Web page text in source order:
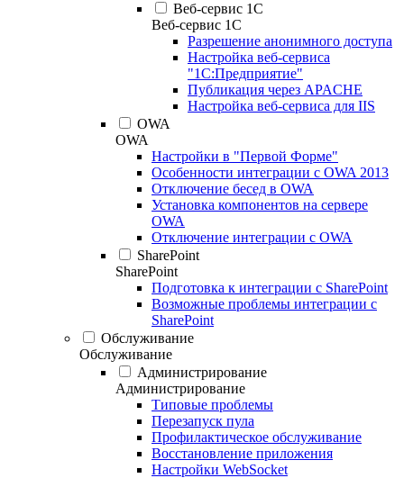
Веб-сервис 1С
Веб-сервис 1С
Разрешение анонимного доступа
Настройка веб-сервиса
"1С:Предприятие"
Публикация через APACHE
Настройка веб-сервиса для IIS
OWA
OWA
Настройки в "Первой Форме"
Особенности интеграции с OWA 2013
Отключение бесед в OWA
Установка компонентов на сервере
OWA
Отключение интеграции с OWA
SharePoint
SharePoint
Подготовка к интеграции с SharePoint
Возможные проблемы интеграции с
SharePoint
Обслуживание
Обслуживание
Администрирование
Администрирование
Типовые проблемы
Перезапуск пула
Профилактическое обслуживание
Восстановление приложения
Настройки WebSocket